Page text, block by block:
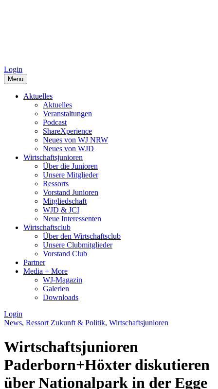
Login
Menu
Aktuelles
Aktuelles
Veranstaltungen
Podcast
ShareXperience
Neues von WJ NRW
Neues von WJD
Wirtschaftsjunioren
Über die Junioren
Unsere Mitglieder
Ressorts
Vorstand Junioren
Mitgliedschaft
WJD & JCI
Neue Interessenten
Wirtschaftsclub
Über den Wirtschaftsclub
Unsere Clubmitglieder
Vorstand Club
Partner
Media + More
WJ-Magazin
Galerien
Downloads
Login
News, Ressort Zukunft & Politik, Wirtschaftsjunioren
Wirtschaftsjunioren
Paderborn+Höxter diskutieren
über Nationalpark in der Egge